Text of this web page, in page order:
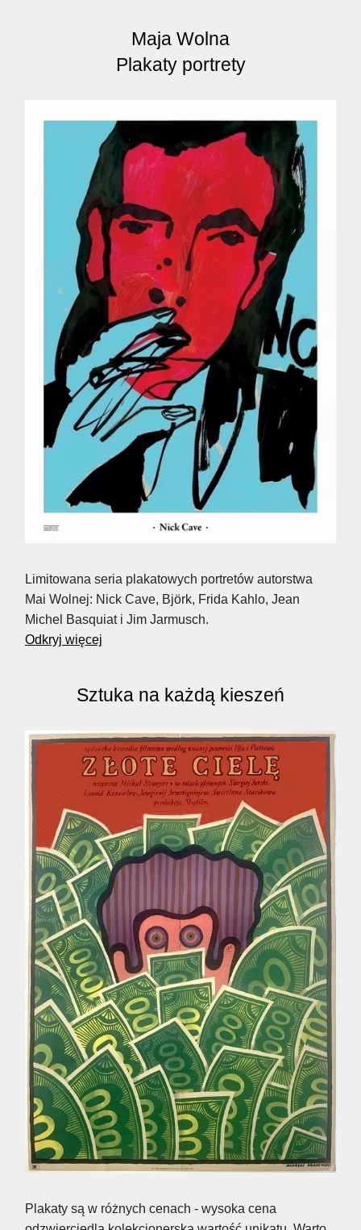
Maja Wolna
Plakaty portrety
Limitowana seria plakatowych portretów autorstwa
Mai Wolnej: Nick Cave, Björk, Frida Kahlo, Jean
Michel Basquiat i Jim Jarmusch.
Odkryj więcej
Sztuka na każdą kieszeń
Plakaty są w różnych cenach - wysoka cena